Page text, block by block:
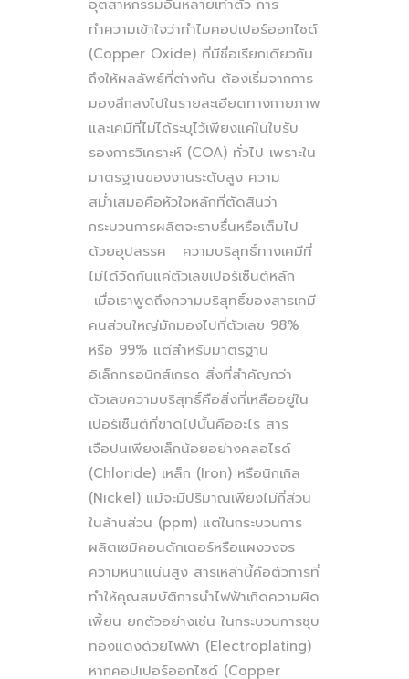
อุตสาหกรรมอื่นหลายเท่าตัว การ
ทำความเข้าใจว่าทำไมคอปเปอร์ออกไซด์
(Copper Oxide) ที่มีชื่อเรียกเดียวกัน
ถึงให้ผลลัพธ์ที่ต่างกัน ต้องเริ่มจากการ
มองลึกลงไปในรายละเอียดทางกายภาพ
และเคมีที่ไม่ได้ระบุไว้เพียงแค่ในใบรับ
รองการวิเคราะห์ (COA) ทั่วไป เพราะใน
มาตรฐานของงานระดับสูง ความ
สม่ำเสมอคือหัวใจหลักที่ตัดสินว่า
กระบวนการผลิตจะราบรื่นหรือเต็มไป
ด้วยอุปสรรค ความบริสุทธิ์ทางเคมีที่
ไม่ได้วัดกันแค่ตัวเลขเปอร์เซ็นต์หลัก
เมื่อเราพูดถึงความบริสุทธิ์ของสารเคมี
คนส่วนใหญ่มักมองไปที่ตัวเลข 98%
หรือ 99% แต่สำหรับมาตรฐาน
อิเล็กทรอนิกส์เกรด สิ่งที่สำคัญกว่า
ตัวเลขความบริสุทธิ์คือสิ่งที่เหลืออยู่ใน
เปอร์เซ็นต์ที่ขาดไปนั้นคืออะไร สาร
เจือปนเพียงเล็กน้อยอย่างคลอไรด์
(Chloride) เหล็ก (Iron) หรือนิกเกิล
(Nickel) แม้จะมีปริมาณเพียงไม่กี่ส่วน
ในล้านส่วน (ppm) แต่ในกระบวนการ
ผลิตเซมิคอนดักเตอร์หรือแผงวงจร
ความหนาแน่นสูง สารเหล่านี้คือตัวการที่
ทำให้คุณสมบัติการนำไฟฟ้าเกิดความผิด
เพี้ยน ยกตัวอย่างเช่น ในกระบวนการชุบ
ทองแดงด้วยไฟฟ้า (Electroplating)
หากคอปเปอร์ออกไซด์ (Copper